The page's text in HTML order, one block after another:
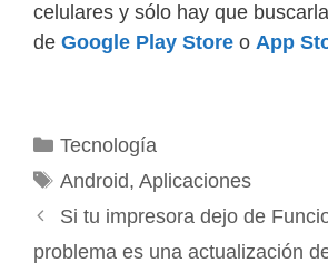
celulares y sólo hay que
de Google Play Store o App
Categorías
Tecnología
Etiquetas
Android, Aplicaciones
Si tu impresora dejo de
problema es una actualización